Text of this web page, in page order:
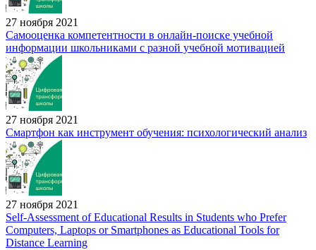
27 ноября 2021
Самооценка компетентности в онлайн-поиске учебной
информации школьниками с разной учебной мотивацией
27 ноября 2021
Смартфон как инструмент обучения: психологический анализ
27 ноября 2021
Self-Assessment of Educational Results in Students who Prefer
Computers, Laptops or Smartphones as Educational Tools for
Distance Learning